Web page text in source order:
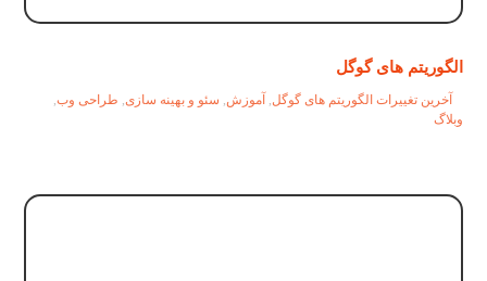
الگوریتم های گوگل
آخرین تغییرات الگوریتم های گوگل, آموزش, سئو و بهینه سازی, طراحی وب,
وبلاگ